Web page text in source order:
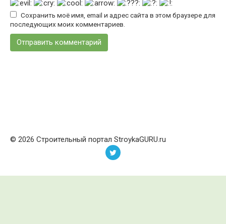
Сохранить моё имя, email и адрес сайта в этом браузере для
последующих моих комментариев.
© 2026 Строительный портал StroykaGURU.ru